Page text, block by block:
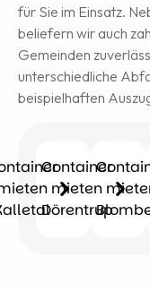
für Sie im Einsatz.
beliefern wir auch
Gemeinden
unterschiedliche
beispielhaften
Container
mieten
Dörentrup